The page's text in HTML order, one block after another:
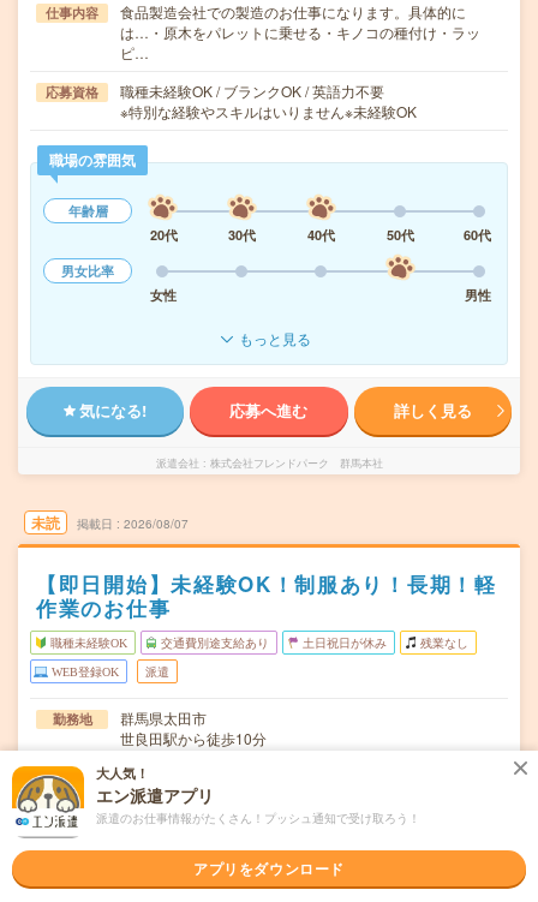
仕事内容
食品製造会社での製造のお仕事になります。具体的に
は…・原木をパレットに乗せる・キノコの種付け・ラッ
ピ…
応募資格
職種未経験OK / ブランクOK / 英語力不要
※特別な経験やスキルはいりません※未経験OK
職場の雰囲気
年齢層
20代
30代 40代 50代
60代
男女比率
女性
男性
もっと見る
気になる! 応募へ進む 詳しく見る
派遣会社 株式会社フレンドパーク 群馬本社
未読 掲載日 2026/08/07
【即日開始】未経験OK！制服あり！長期！軽
作業のお仕事
職種未経験OK 交通費別途支給あり 土日祝日が休み 残業なし
WEB登録OK 派遣
勤務地
群馬県太田市
世良田駅から徒歩10分
曜日頻度 月～金（週5日） ※土日祝のお仕事
時間
08:30～17:00(実働7時間30分 休憩1時間)07:00～
【急募】即日～長期 ※即日～！
大人気！
エン派遣アプリ
派遣のお仕事情報がたくさん！プッシュ通知で受け取ろう！
アプリをダウンロード